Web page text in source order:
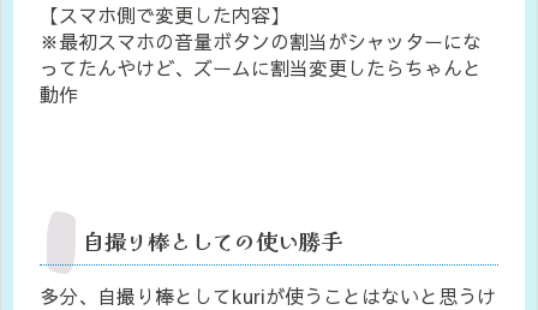
【スマホ側で変更した内容】
※最初スマホの音量ボタンの割当がシャッターにな
ってたんやけど、ズームに割当変更したらちゃんと
動作
自撮り棒としての使い勝手
多分、自撮り棒としてkuriが使うことはないと思うけ